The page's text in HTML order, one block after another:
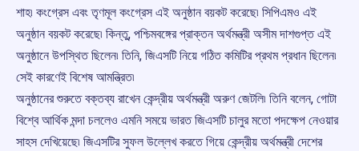
শাহ৷ কংগ্রেস এবং তৃণমূল কংগ্রেস এই অনুষ্ঠান বয়কট করেছে৷ সিপিএমও এই
অনুষ্ঠান বয়কট করেছে৷ কিন্তু, পশ্চিমবঙ্গের প্রাক্তন অর্থমন্ত্রী অসীম দাশগুপ্ত এই
অনুষ্ঠানে উপস্থিত ছিলেন৷ তিনি, জিএসটি নিয়ে গঠিত কমিটির প্রথম প্রধান ছিলেন৷
সেই কারণেই বিশেষ আমন্ত্রিত৷
অনুষ্ঠানের শুরুতে বক্তব্য রাখেন কেন্দ্রীয় অর্থমন্ত্রী অরুণ জেটলি৷ তিনি বলেন, গোটা
বিশ্বে আর্থিক মন্দা চললেও এমনি সময়ে ভারত জিএসটি চালুর মতো পদক্ষেপ নেওয়ার
সাহস দেখিয়েছে৷ জিএসটির সুফল উল্লেখ করতে গিয়ে কেন্দ্রীয় অর্থমন্ত্রী দেশের